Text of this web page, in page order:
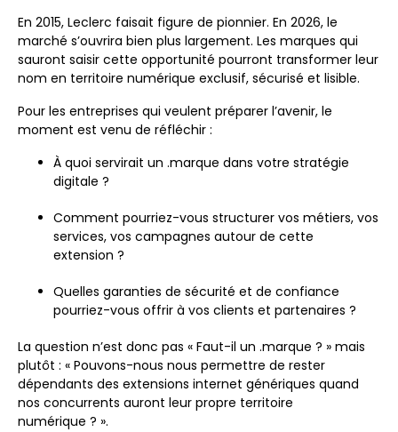
En 2015, Leclerc faisait figure de pionnier. En 2026, le
marché s’ouvrira bien plus largement. Les marques qui
sauront saisir cette opportunité pourront transformer leur
nom en territoire numérique exclusif, sécurisé et lisible.
Pour les entreprises qui veulent préparer l’avenir, le
moment est venu de réfléchir :
À quoi servirait un .marque dans votre stratégie
digitale ?
Comment pourriez-vous structurer vos métiers, vos
services, vos campagnes autour de cette
extension ?
Quelles garanties de sécurité et de confiance
pourriez-vous offrir à vos clients et partenaires ?
La question n’est donc pas « Faut-il un .marque ? » mais
plutôt : « Pouvons-nous nous permettre de rester
dépendants des extensions internet génériques quand
nos concurrents auront leur propre territoire
numérique ? ».